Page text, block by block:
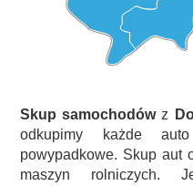
Skup samochodówz
odkupimy każde
powypadkowe. Skup aut
maszyn rolniczych.